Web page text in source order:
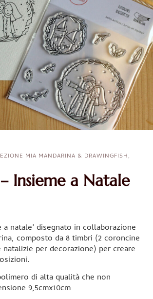
MIA MANDARINA & DRAWINGFISH,
Insieme a Natale
a natale’ disegnato in collaborazione
composto da 8 timbri (2 coroncine
per decorazione) per creare
di alta qualità che non
9,5cmx10cm